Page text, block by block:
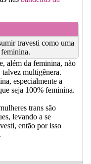
travesti como uma
além da feminina, não
talvez multigênera.
especialmente a
seja 100% feminina.
trans são
levando a se
então por isso